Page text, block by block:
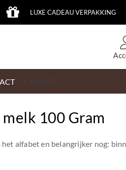
LUXE CADEAU VERPAKKING
100 Gram
alfabet en belangrijker nog: